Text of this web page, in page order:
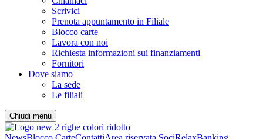
Scrivici
Prenota appuntamento in Filiale
Blocco carte
Lavora con noi
Richiesta informazioni sui finanziamenti
Fornitori
Dove siamo
La sede
Le filiali
Chiudi menu